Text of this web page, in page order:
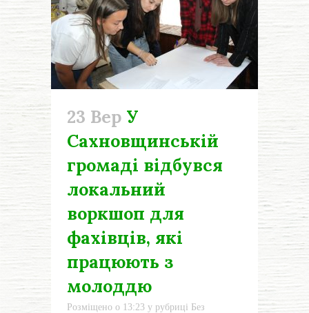
23 Вер У
Сахновщинській
громаді відбувся
локальний
воркшоп для
фахівців, які
працюють з
молоддю
Розміщено о 13:23 у рубриці Без